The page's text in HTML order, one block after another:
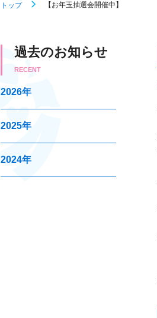
トップ 【お年玉抽選会開催中】
過去のお知らせ
RECENT
2026年
2025年
2024年